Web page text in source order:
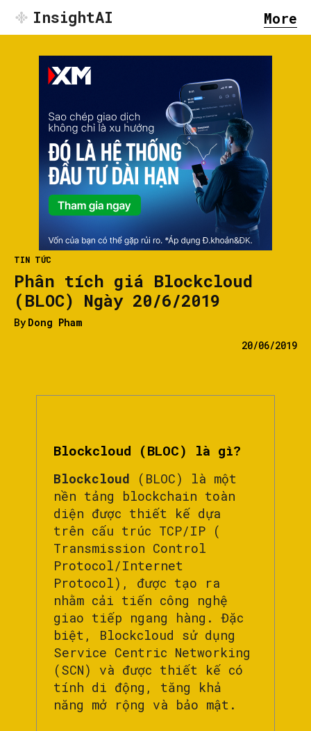
InsightAI More
TIN TỨC
Phân tích giá Blockcloud
(BLOC) Ngày 20/6/2019
By Dong Pham
20/06/2019
Blockcloud (BLOC) là gì?
Blockcloud (BLOC) là một
nền tảng blockchain toàn
diện được thiết kế dựa
trên cấu trúc TCP/IP (
Transmission Control
Protocol/Internet
Protocol), được tạo ra
nhằm cải tiến công nghệ
giao tiếp ngang hàng. Đặc
biệt, Blockcloud sử dụng
Service Centric Networking
(SCN) và được thiết kế có
tính di động, tăng khả
năng mở rộng và bảo mật.